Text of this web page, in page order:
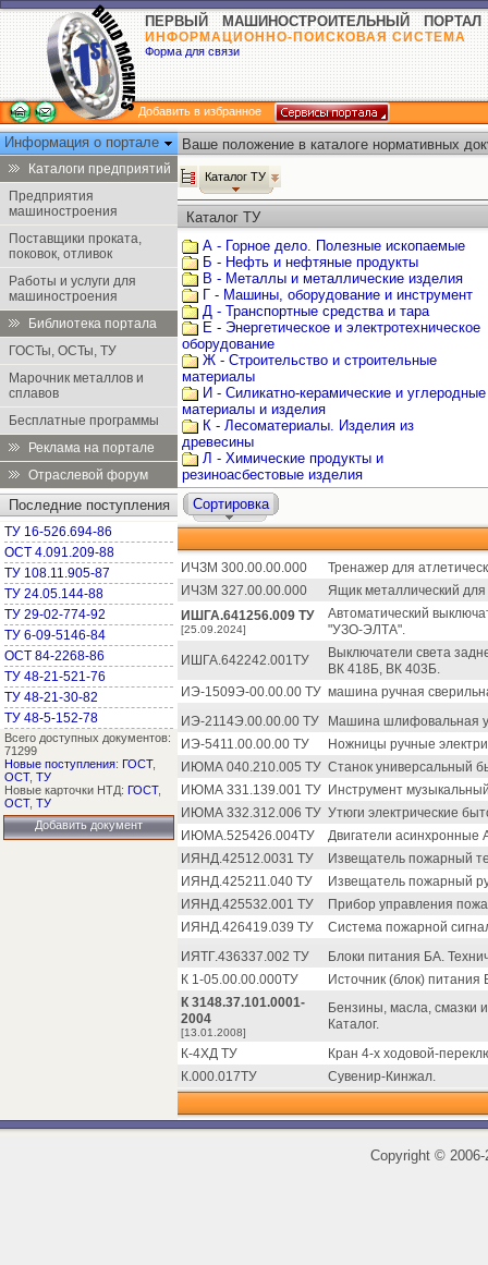
ПЕРВЫЙ МАШИНОСТРОИТЕЛЬНЫЙ ПОРТАЛ
ИНФОРМАЦИОННО-ПОИСКОВАЯ СИСТЕМА
Форма для связи
Добавить в избранное
Информация о портале
Каталоги предприятий
Предприятия
машиностроения
Поставщики проката,
поковок, отливок
Работы и услуги для
машиностроения
Библиотека портала
ГОСТы, ОСТы, ТУ
Марочник металлов и
сплавов
Бесплатные программы
Реклама на портале
Отраслевой форум
Последние поступления
ТУ 16-526.694-86
ОСТ 4.091.209-88
ТУ 108.11.905-87
ТУ 24.05.144-88
ТУ 29-02-774-92
ТУ 6-09-5146-84
ОСТ 84-2268-86
ТУ 48-21-521-76
ТУ 48-21-30-82
ТУ 48-5-152-78
Всего доступных документов:
71299
Новые поступления: ГОСТ,
ОСТ, ТУ
Новые карточки НТД: ГОСТ,
ОСТ, ТУ
Добавить документ
Ваше положение в каталоге нормативных
Каталог ТУ
Каталог ТУ
А - Горное дело. Полезные ископаемые
Б - Нефть и нефтяные продукты
В - Металлы и металлические изделия
Г - Машины, оборудование и инструмент
Д - Транспортные средства и тара
Е - Энергетическое и электротехническое
оборудование
Ж - Строительство и строительные
материалы
И - Силикатно-керамические и углеродные
материалы и изделия
К - Лесоматериалы. Изделия из
древесины
Л - Химические продукты и
резиноасбестовые изделия
Сортировка
ИЧЗМ 300.00.00.000
Тренажер для
ИЧЗМ 327.00.00.000
Ящик металлический для
ИШГА.641256.009 ТУ
[25.09.2024]
Автоматический
"УЗО-ЭЛТА".
ИШГА.642242.001ТУ
Выключатели света
ВК 418Б, ВК 403Б.
ИЭ-1509Э-00.00.00 ТУ машина ручная
ИЭ-2114Э.00.00.00 ТУ
Машина шлифовальная
ИЭ-5411.00.00.00 ТУ
Ножницы ручные
ИЮМА 040.210.005 ТУ Станок универсальный
ИЮМА 331.139.001 ТУ Инструмент
ИЮМА 332.312.006 ТУ Утюги электрические
ИЮМА.525426.004ТУ
Двигатели
ИЯНД.42512.0031 ТУ
Извещатель пожарный
ИЯНД.425211.040 ТУ
Извещатель пожарный
ИЯНД.425532.001 ТУ
Прибор управления
ИЯНД.426419.039 ТУ
Система пожарной
ИЯТГ.436337.002 ТУ
Блоки питания БА.
К 1-05.00.00.000ТУ
Источник (блок)
К 3148.37.101.0001-
2004
[13.01.2008]
Бензины, масла, смазки
Каталог.
К-4ХД ТУ
Кран 4-х ходовой-
К.000.017ТУ
Сувенир-Кинжал.
Copyright ©